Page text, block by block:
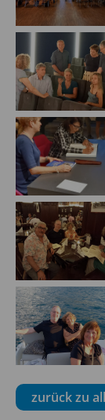
zurück zu